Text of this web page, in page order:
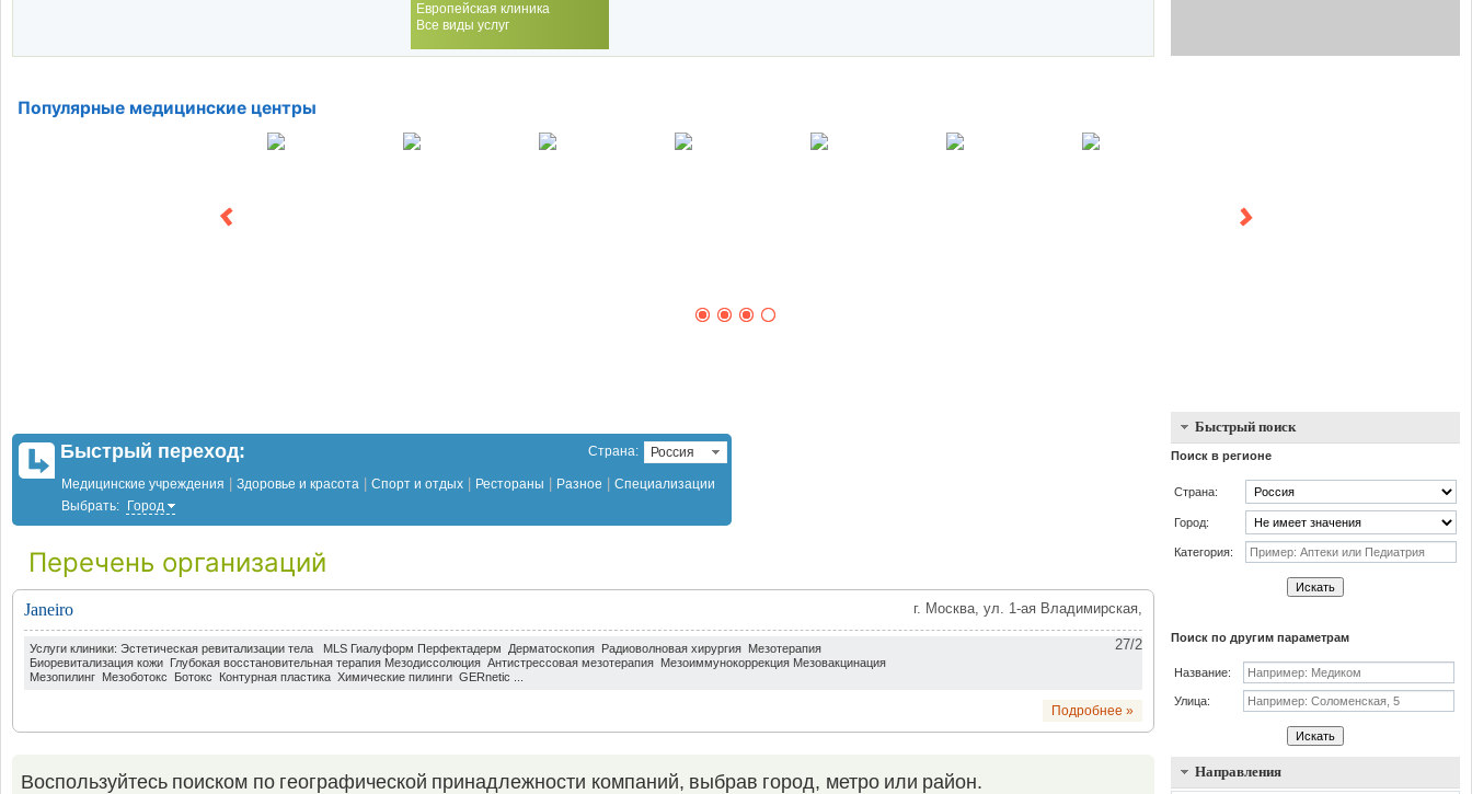
Европейская клиника
Все виды услуг
Популярные медицинские центры
Быстрый переход: Страна: Россия
Медицинские учреждения Здоровье и красота Спорт и отдых Рестораны Разное
Специализации
Выбрать:
Город
Перечень организаций
г. Москва, ул. 1-ая Владимирская,
27/2
Janeiro
Услуги клиники: Эстетическая ревитализации тела MLS Гиалуформ Перфектадерм Дерматоскопия Радиоволновая хирургия Мезотерапия
Биоревитализация кожи Глубокая восстановительная терапия Мезодиссолюция Антистрессовая мезотерапия Мезоиммунокоррекция Мезовакцинация
Мезопилинг Мезоботокс Ботокс Контурная пластика Химические пилинги GERnetic ...
Подробнее »
Воспользуйтесь поиском по географической принадлежности компаний, выбрав город, метро или район.
Быстрый поиск
Поиск в регионе
Страна:
Город:
Категория:
Искать
Поиск по другим параметрам
Название:
Улица:
Искать
Направления